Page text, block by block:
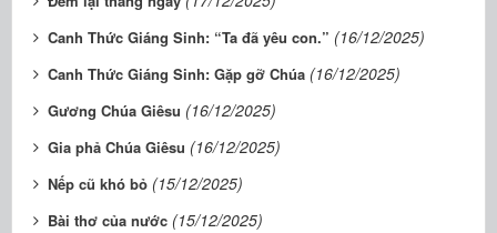
Canh Thức Giáng Sinh: “Ta đã yêu con.” (16/12/2025)
Canh Thức Giáng Sinh: Gặp gỡ Chúa (16/12/2025)
Gương Chúa Giêsu (16/12/2025)
Gia phả Chúa Giêsu (16/12/2025)
Nếp cũ khó bỏ (15/12/2025)
Bài thơ của nước (15/12/2025)